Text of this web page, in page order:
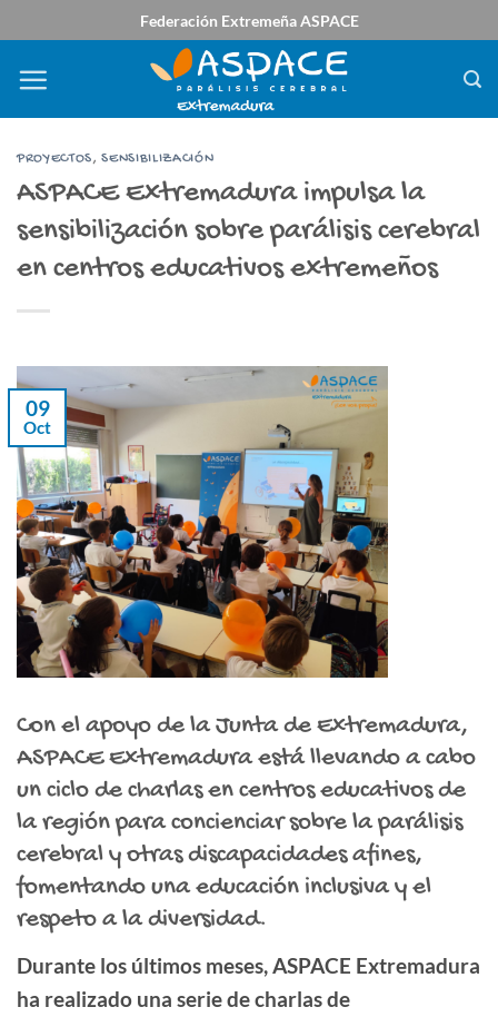
al
contenido
Federación Extremeña ASPACE
PROYECTOS,SENSIBILIZACIÓN
ASPACE Extremadura impulsa la
sensibilización sobre parálisis cerebral
en centros educativos extremeños
09
Oct
Con el apoyo de la Junta de Extremadura,
ASPACE Extremadura está llevando a cabo
un ciclo de charlas en centros educativos de
la región para concienciar sobre la parálisis
cerebral y otras discapacidades afines,
fomentando una educación inclusiva y el
respeto a la diversidad.
Durante los últimos meses, ASPACE Extremadura
ha realizado una serie de charlas de